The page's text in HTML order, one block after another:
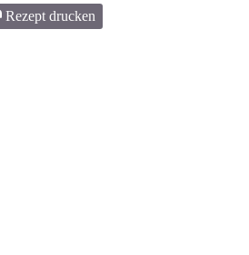
Rezept drucken